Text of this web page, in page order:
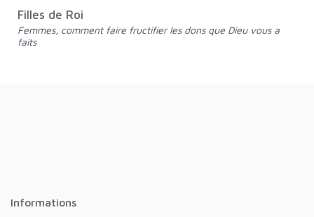
Filles de Roi
Femmes, comment faire fructifier les dons que Dieu vous a
faits
Informations